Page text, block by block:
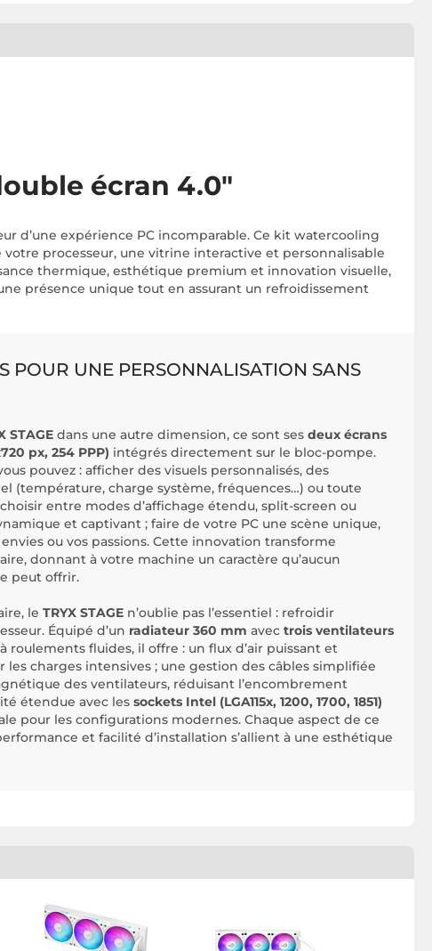
écran 4.0"
d’une expérience PC incomparable. Ce kit watercooling
processeur, une vitrine interactive et personnalisable
thermique, esthétique premium et innovation visuelle,
présence unique tout en assurant un refroidissement
POUR UNE PERSONNALISATION SANS
STAGE dans une autre dimension, ce sont ses deux écrans
px, 254 PPP) intégrés directement sur le bloc-pompe.
pouvez : afficher des visuels personnalisés, des
(température, charge système, fréquences…) ou toute
entre modes d’affichage étendu, split-screen ou
et captivant ; faire de votre PC une scène unique,
ou vos passions. Cette innovation transforme
donnant à votre machine un caractère qu’aucun
peut offrir.
le TRYX STAGE n’oublie pas l’essentiel : refroidir
Équipé d’un radiateur 360 mm avec trois ventilateurs
à roulements fluides, il offre : un flux d’air puissant et
les charges intensives ; une gestion des câbles simplifiée
des ventilateurs, réduisant l’encombrement
étendue avec les sockets Intel (LGA115x, 1200, 1700, 1851)
pour les configurations modernes. Chaque aspect de ce
et facilité d’installation s’allient à une esthétique